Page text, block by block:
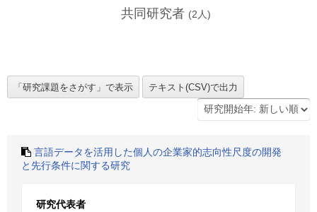
共同研究者 (2 人)
言語データを活用した個人の企業家的志向性尺度の開発
と先行条件に関する研究
研究代表者